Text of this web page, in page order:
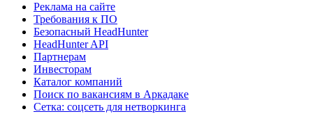
Реклама на сайте
Требования к ПО
Безопасный HeadHunter
HeadHunter API
Партнерам
Инвесторам
Каталог компаний
Поиск по вакансиям в Аркадаке
Сетка: соцсеть для нетворкинга